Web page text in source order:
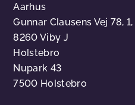
Aarhus
Gunnar Clausens Vej 78, 1,
8260 Viby J
Holstebro
Nupark 43
7500 Holstebro